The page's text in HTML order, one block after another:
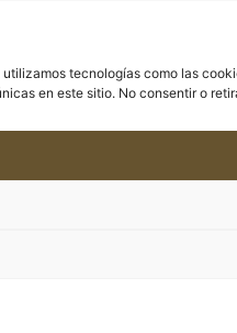
tecnologías como las
en este sitio. No consentir o